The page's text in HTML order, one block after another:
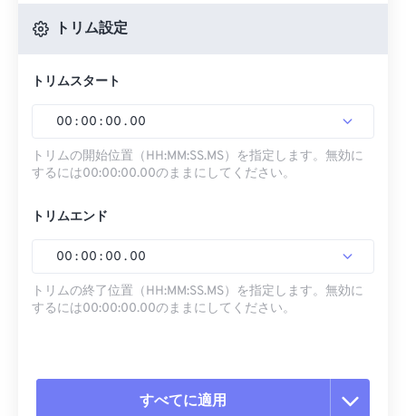
トリム設定
トリムスタート
00 : 00 : 00 . 00
トリムの開始位置（HH:MM:SS.MS）を指定します。無効に
するには00:00:00.00のままにしてください。
トリムエンド
00 : 00 : 00 . 00
トリムの終了位置（HH:MM:SS.MS）を指定します。無効に
するには00:00:00.00のままにしてください。
すべてに適用